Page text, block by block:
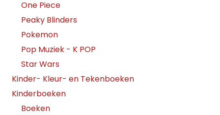
One Piece
Peaky Blinders
Pokemon
Pop Muziek - K POP
Star Wars
Kinder- Kleur- en Tekenboeken
Kinderboeken
Boeken